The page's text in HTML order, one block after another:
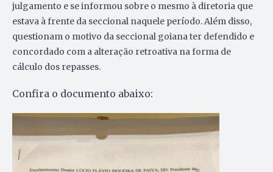
julgamento e se informou sobre o mesmo à diretoria que
estava à frente da seccional naquele período. Além disso,
questionam o motivo da seccional goiana ter defendido e
concordado com a alteração retroativa na forma de
cálculo dos repasses.
Confira o documento abaixo: